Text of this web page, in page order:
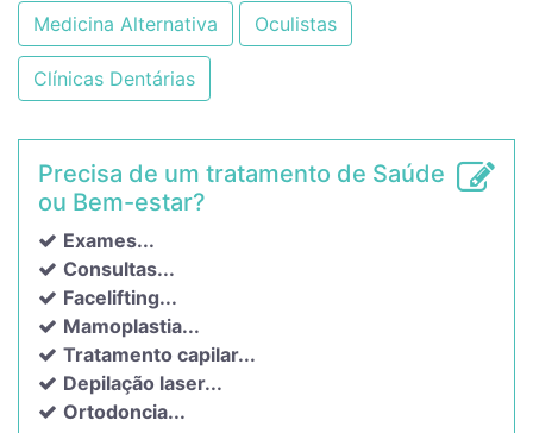
Medicina Alternativa Oculistas
Clínicas Dentárias
Precisa de um tratamento de Saúde
ou Bem-estar?
Exames...
Consultas...
Facelifting...
Mamoplastia...
Tratamento capilar...
Depilação laser...
Ortodoncia...